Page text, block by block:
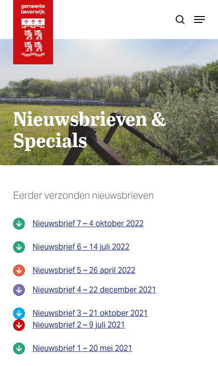
content
search
Menu
Nieuwsbrieven &
Specials
Eerder verzonden nieuwsbrieven
Nieuwsbrief 7 – 4 oktober 2022
Nieuwsbrief 6 – 14 juli 2022
Nieuwsbrief 5 – 26 april 2022
Nieuwsbrief 4 – 22 december 2021
Nieuwsbrief 3 – 21 oktober 2021
Nieuwsbrief 2 – 9 juli 2021
Nieuwsbrief 1 – 20 mei 2021